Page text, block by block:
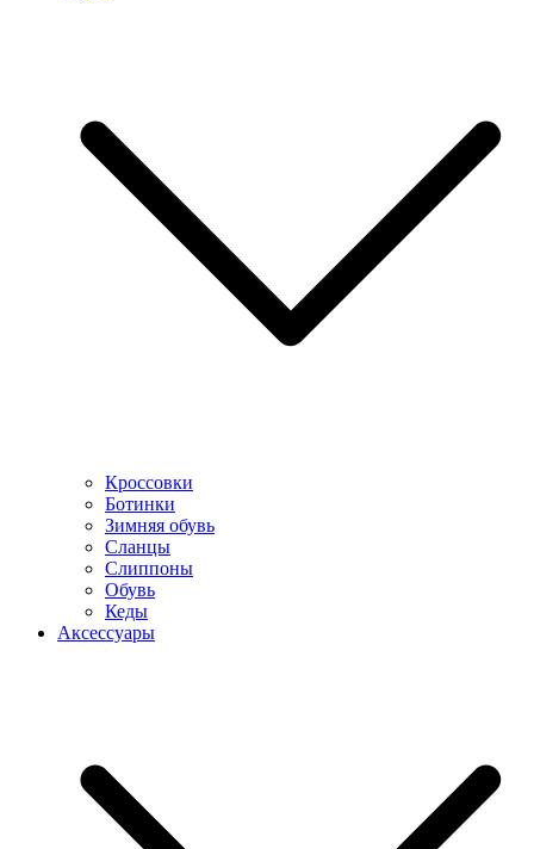
Кроссовки
Ботинки
Зимняя обувь
Сланцы
Слиппоны
Обувь
Кеды
Аксессуары